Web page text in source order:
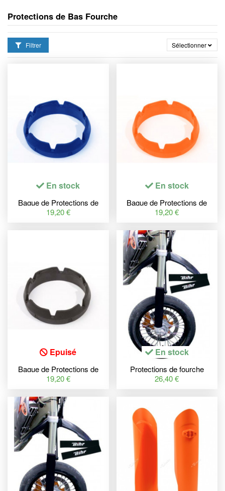
Protections de Bas Fourche
Filtrer Sélectionner
En stock
Bague de Protections de
fourche TECNIUM bleu
19,20 €
En stock
Bague de Protections de
fourche TECNIUM orange
19,20 €
Epuisé
Bague de Protections de
fourche TECNIUM noir
19,20 €
En stock
Protections de fourche
BIHR Néoprène
26,40 €